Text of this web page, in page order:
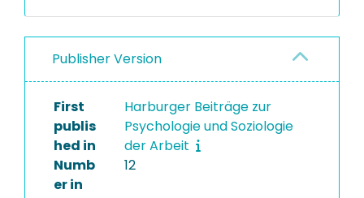
Publisher Version
First
publis
hed in
Harburger Beiträge zur
Psychologie und Soziologie
der Arbeit
Numb
er in
12